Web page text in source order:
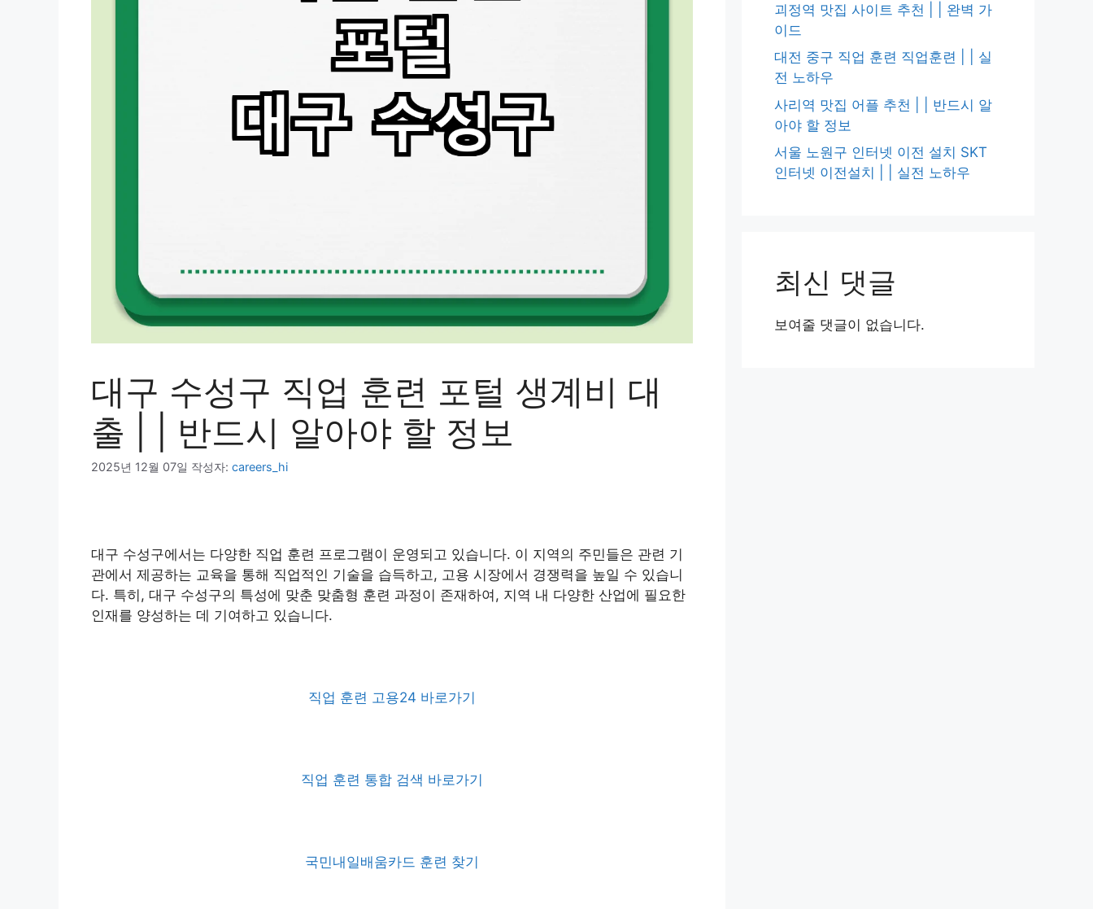
대구 수성구 직업 훈련 포털 생계비 대
출 | | 반드시 알아야 할 정보
2025년 12월 07일 작성자: careers_hi
대구 수성구에서는 다양한 직업 훈련 프로그램이 운영되고 있습니다. 이 지역의 주민들은 관련 기
관에서 제공하는 교육을 통해 직업적인 기술을 습득하고, 고용 시장에서 경쟁력을 높일 수 있습니
다. 특히, 대구 수성구의 특성에 맞춘 맞춤형 훈련 과정이 존재하여, 지역 내 다양한 산업에 필요한
인재를 양성하는 데 기여하고 있습니다.
직업 훈련 고용24 바로가기
직업 훈련 통합 검색 바로가기
국민내일배움카드 훈련 찾기
괴정역 맛집 사이트 추천 | | 완벽 가
이드
대전 중구 직업 훈련 직업훈련 | | 실
전 노하우
사리역 맛집 어플 추천 | | 반드시 알
아야 할 정보
서울 노원구 인터넷 이전 설치 SKT
인터넷 이전설치 | | 실전 노하우
최신 댓글
보여줄 댓글이 없습니다.